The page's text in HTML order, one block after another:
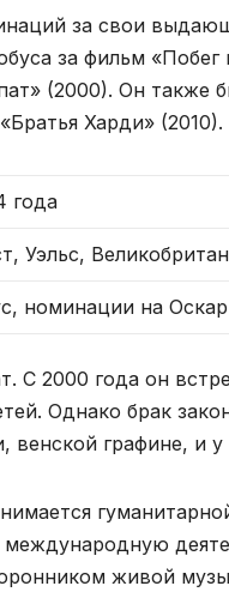
за свои
за фильм
(2000). Он также
Харди» (2010).
года
Уэльс,
номинации на Оскар
2000 года он
Однако брак
венской графине, и
живой